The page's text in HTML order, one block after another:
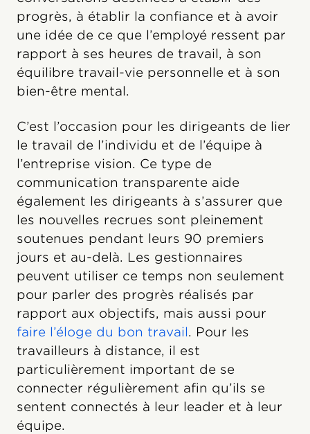
progrès, à établir la confiance et à avoir
une idée de ce que l’employé ressent par
rapport à ses heures de travail, à son
équilibre travail-vie personnelle et à son
bien-être mental.
C’est l’occasion pour les dirigeants de lier
le travail de l’individu et de l’équipe à
l’entreprise vision. Ce type de
communication transparente aide
également les dirigeants à s’assurer que
les nouvelles recrues sont pleinement
soutenues pendant leurs 90 premiers
jours et au-delà. Les gestionnaires
peuvent utiliser ce temps non seulement
pour parler des progrès réalisés par
rapport aux objectifs, mais aussi pour
faire l’éloge du bon travail. Pour les
travailleurs à distance, il est
particulièrement important de se
connecter régulièrement afin qu’ils se
sentent connectés à leur leader et à leur
équipe.